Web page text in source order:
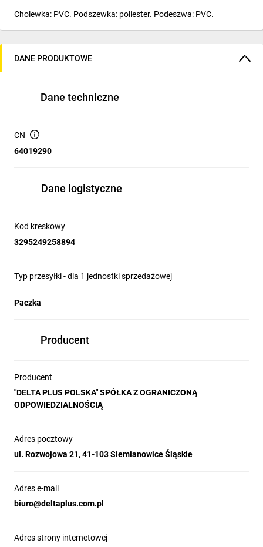
Cholewka: PVC. Podszewka: poliester. Podeszwa: PVC.
DANE PRODUKTOWE
Dane techniczne
CN
64019290
Dane logistyczne
Kod kreskowy
3295249258894
Typ przesyłki - dla 1 jednostki sprzedażowej
Paczka
Producent
Producent
"DELTA PLUS POLSKA" SPÓŁKA Z OGRANICZONĄ
ODPOWIEDZIALNOŚCIĄ
Adres pocztowy
ul. Rozwojowa 21, 41-103 Siemianowice Śląskie
Adres e-mail
biuro@deltaplus.com.pl
Adres strony internetowej